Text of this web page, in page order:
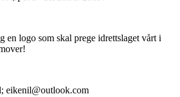
en logo som skal prege idrettslaget vårt i
eikenil@outlook.com